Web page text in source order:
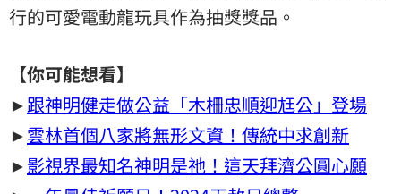
行的可愛電動龍玩具作為抽獎獎品。
【你可能想看】
►跟神明健走做公益「木柵忠順迎尪公」登場
►雲林首個八家將無形文資！傳統中求創新
►影視界最知名神明是祂！這天拜濟公圓心願